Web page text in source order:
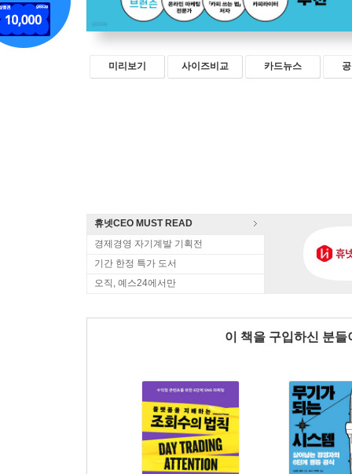
미리보기 사이즈비교 카드뉴스
휴넷CEO MUST READ
경제경영 자기계발 기획전
기간 한정 특가 도서
오직, 예스24에서만
이 책을 구입하신 분